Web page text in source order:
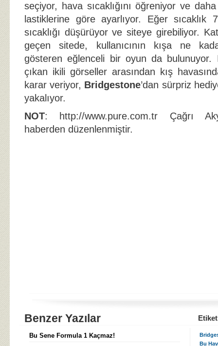
seçiyor, hava sıcaklığını öğreniyor ve daha
lastiklerine göre ayarlıyor. Eğer sıcaklık
sıcaklığı düşürüyor ve siteye girebiliyor.
geçen sitede, kullanıcının kışa ne
gösteren eğlenceli bir oyun da bulunuyor.
çıkan ikili görseller arasından kış
karar veriyor, Bridgestone’dan sürpriz
yakalıyor.
NOT: http://www.pure.com.tr Çağrı
haberden düzenlenmiştir.
Benzer Yazılar
Bu Sene Formula 1 Kaçmaz!
Bu